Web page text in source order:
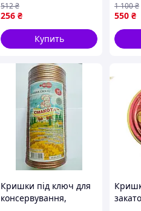
герметичным
уплотнителем 50шт
для домашнего
консервирования
256 ₴
512₴
Купить
ХАРКІВ
550 ₴
1 100₴
Кришки під ключ для
консервування,